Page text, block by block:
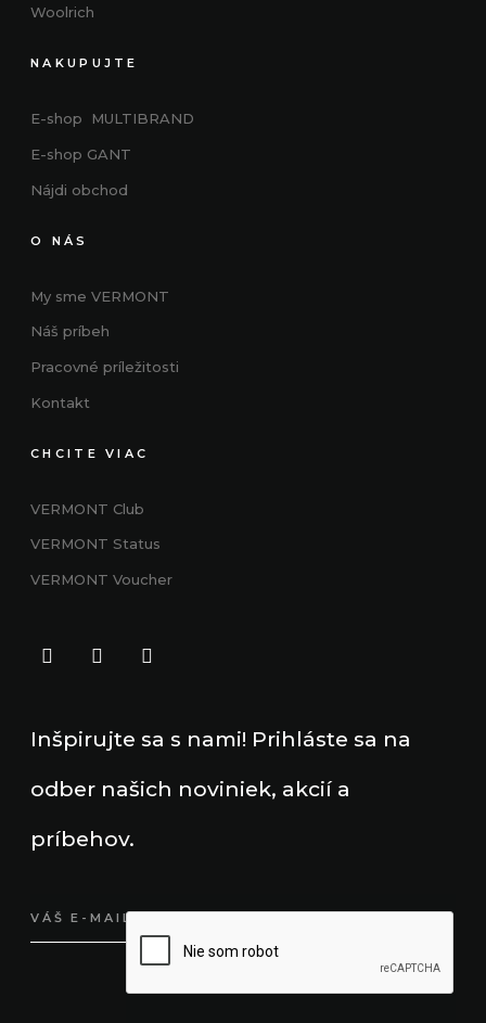
Woolrich
NAKUPUJTE
E-shop MULTIBRAND
E-shop GANT
Nájdi obchod
O NÁS
My sme VERMONT
Náš príbeh
Pracovné príležitosti
Kontakt
CHCITE VIAC
VERMONT Club
VERMONT Status
VERMONT Voucher
Inšpirujte sa s nami! Prihláste sa na
odber našich noviniek, akcií a
príbehov.